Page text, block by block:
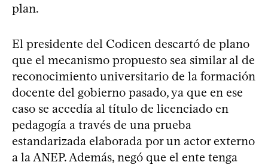
plan.
El presidente del Codicen descartó de plano
que el mecanismo propuesto sea similar al de
reconocimiento universitario de la formación
docente del gobierno pasado, ya que en ese
caso se accedía al título de licenciado en
pedagogía a través de una prueba
estandarizada elaborada por un actor externo
a la ANEP. Además, negó que el ente tenga